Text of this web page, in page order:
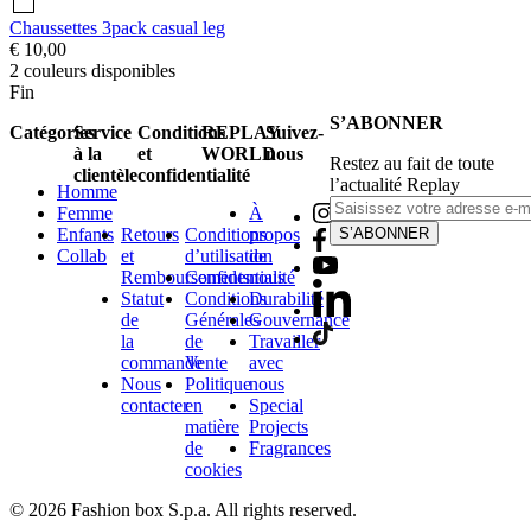
Chaussettes 3pack casual leg
€ 10,00
2 couleurs disponibles
Fin
Catégories
Homme
Femme
Enfants
Collab
Service
à la
clientèle
Retours
et
Remboursements
Statut
de
la
commande
Nous
contacter
Conditions
et
confidentialité
Conditions
d’utilisation
Confidentialité
Conditions
Générales
de
Vente
Politique
en
matière
de
cookies
REPLAY
WORLD
À
propos
de
nous
Durabilité
Gouvernance
Travailler
avec
nous
Special
Projects
Fragrances
Suivez-
nous
S’ABONNER
Restez au fait de toute
l’actualité Replay
S’ABONNER
© 2026 Fashion box S.p.a. All rights reserved.